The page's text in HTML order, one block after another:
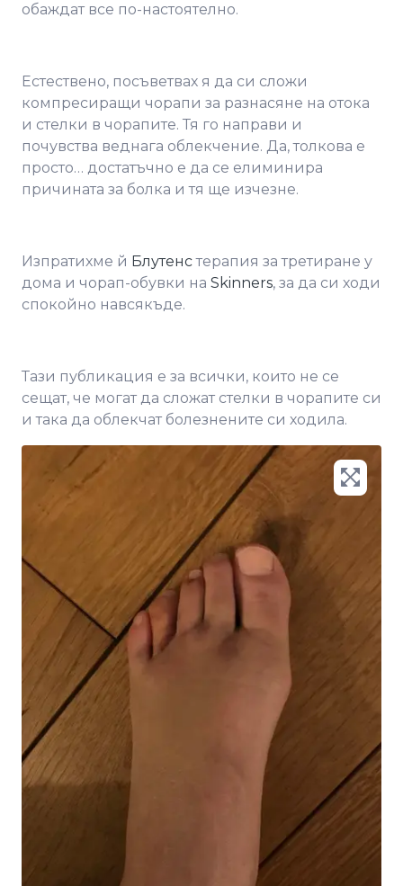
обаждат все по-настоятелно.
Естествено, посъветвах я да си сложи
компресиращи чорапи за разнасяне на отока
и стелки в чорапите. Тя го направи и
почувства веднага облекчение. Да, толкова е
просто… достатъчно е да се елиминира
причината за болка и тя ще изчезне.
Изпратихме й Блутенстерапия за третиране у
дома и чорап-обувки на Skinners, за да си ходи
спокойно навсякъде.
Тази публикация е за всички, които не се
сещат, че могат да сложат стелки в чорапите си
и така да облекчат болезнените си ходила.